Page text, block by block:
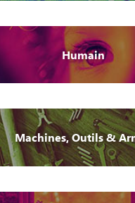
Humain
Machines, Outils &